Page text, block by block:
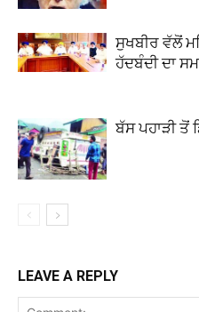
ਸੁਖਬੀਰ ਵੱਲੋਂ
ਹੱਦਬੰਦੀ ਦਾ
ਬੱਸ ਪਹਾੜੀ ਤੋਂ
LEAVE A REPLY